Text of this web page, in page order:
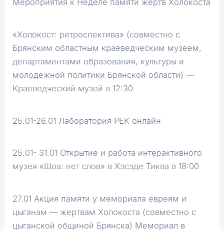
Мероприятия к Неделе памяти жертв Холокоста
«Холокост: ретроспектива» (совместно с
Брянским областным краеведческим музеем,
департаментами образования, культуры и
молодежной политики Брянской области) —
Краеведческий музей в 12:30
25.01-26.01 Лаборатория РЕК онлайн
25.01- 31.01 Открытие и работа интерактивного
музея «Шоа: нет слов» в Хэсэде Тиква в 18:00
27.01 Акция памяти у мемориала евреям и
цыганам — жертвам Холокоста (совместно с
цыганской общиной Брянска) Мемориал в